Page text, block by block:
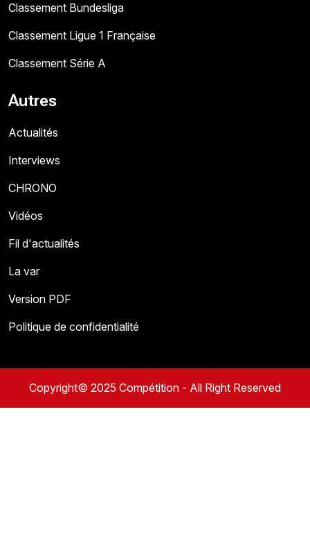
Classement Bundesliga
Classement Ligue 1 Française
Classement Série A
Autres
Actualités
Interviews
CHRONO
Vidéos
Fil d'actualités
La var
Version PDF
Politique de confidentialité
Copyright© 2025 Compétition - All Right Reserved